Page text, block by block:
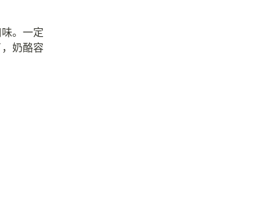
。一定
奶酪容